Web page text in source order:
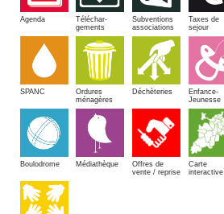
Agenda
Téléchar-
gements
Subventions
associations
Taxes de
sejour
SPANC
Ordures
ménagères
Déchèteries
Enfance-
Jeunesse
Boulodrome Médiathèque
Offres de
vente / reprise
Carte
interactive